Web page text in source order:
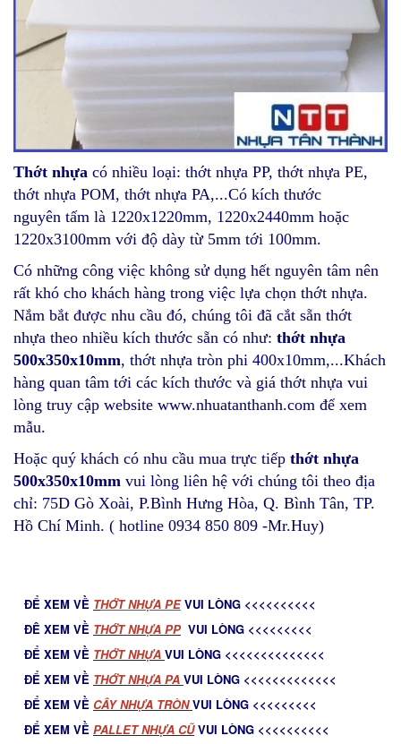
Thớt nhựa làm băng tải
Thớt nhựa có nhiều loại: thớt nhựa PP, thớt nhựa PE,
thớt nhựa POM, thớt nhựa PA,...Có kích thước
nguyên tấm là 1220x1220mm, 1220x2440mm hoặc
1220x3100mm với độ dày từ 5mm tới 100mm.
Có những công việc không sử dụng hết nguyên tâm nên
rất khó cho khách hàng trong việc lựa chọn thớt nhựa.
Nắm bắt được nhu cầu đó, chúng tôi đã cắt sẵn thớt
nhựa theo nhiều kích thước sẵn có như: thớt nhựa
500x350x10mm, thớt nhựa tròn phi 400x10mm,...Khách
hàng quan tâm tới các kích thước và giá thớt nhựa vui
lòng truy cập website www.nhuatanthanh.com để xem
mẫu.
Hoặc quý khách có nhu cầu mua trực tiếp thớt nhựa
500x350x10mm vui lòng liên hệ với chúng tôi theo địa
chỉ: 75D Gò Xoài, P.Bình Hưng Hòa, Q. Bình Tân, TP.
Hồ Chí Minh. ( hotline 0934 850 809 -Mr.Huy)
ĐỂ XEM VỀ THỚT NHỰA PEVUI LÒNG <<<<<<<<<<
ĐÊ XEM VỀ THỚT NHỰA PPVUI LÒNG <<<<<<<<<
ĐỂ XEM VỀ THỚT NHỰA VUI LÒNG <<<<<<<<<<<<<<
ĐỂ XEM VỀ THỚT NHỰA PA VUI LÒNG <<<<<<<<<<<<<
ĐỂ XEM VỀ CÂY NHỰA TRÒN VUI LÒNG <<<<<<<<<
ĐỂ XEM VỀ PALLET NHỰA CŨ VUI LÒNG <<<<<<<<<<